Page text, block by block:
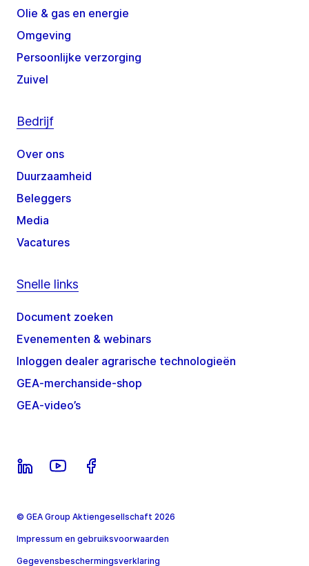
Olie & gas en energie
Omgeving
Persoonlijke verzorging
Zuivel
Bedrijf
Over ons
Duurzaamheid
Beleggers
Media
Vacatures
Snelle links
Document zoeken
Evenementen & webinars
Inloggen dealer agrarische technologieën
GEA-merchanside-shop
GEA-video’s
© GEA Group Aktiengesellschaft 2026
Impressum en gebruiksvoorwaarden
Gegevensbeschermingsverklaring